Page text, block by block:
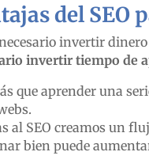
del SEO
invertir
invertir tiempo de
que aprender una
al SEO creamos un
bien puede